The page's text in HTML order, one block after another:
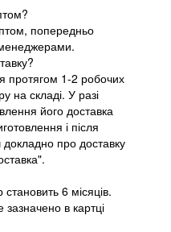
попередньо
протягом 1-2 робочих
на складі. У разі
його доставка
і після
докладно про доставку
6 місяців.
в картці